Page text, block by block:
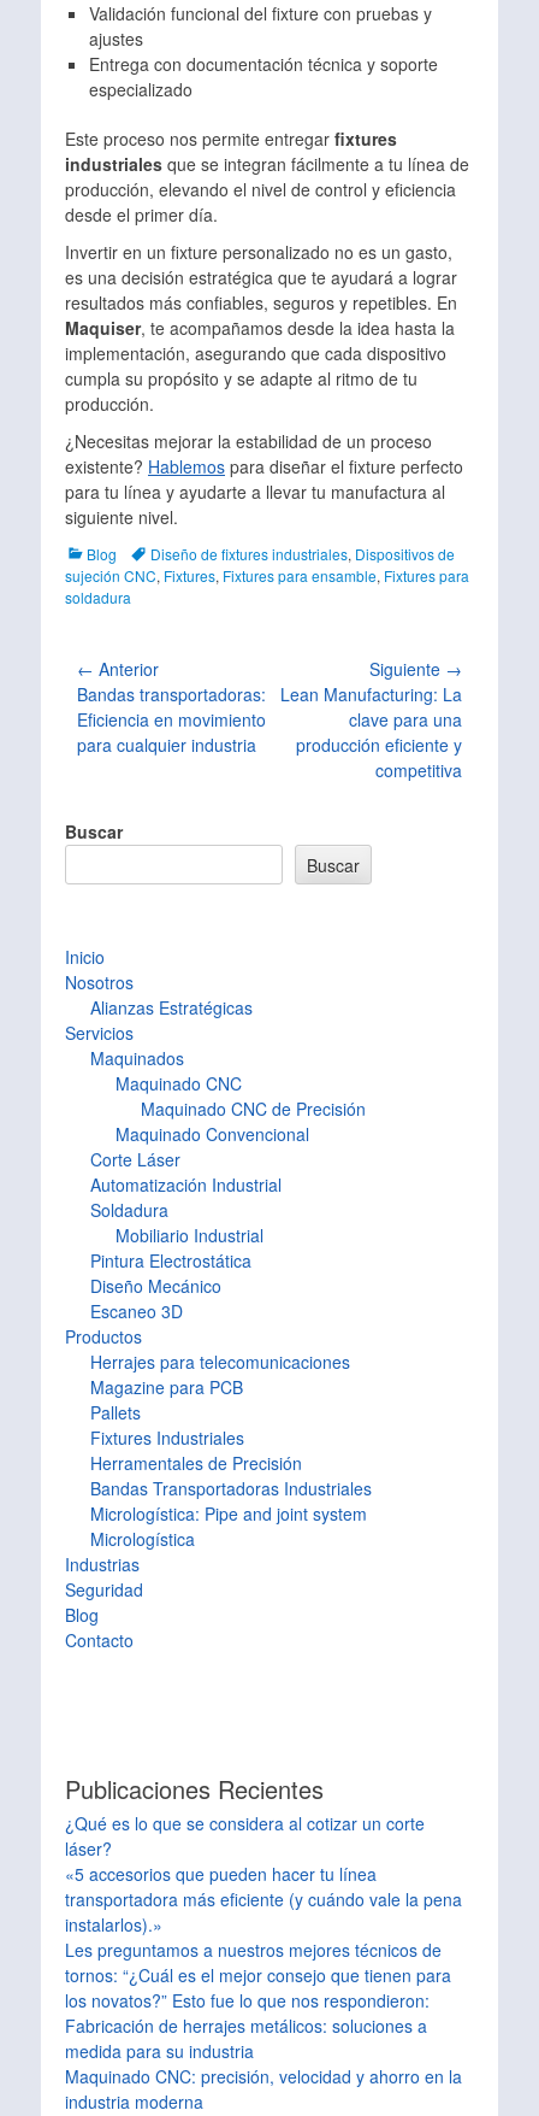
Validación funcional del fixture con pruebas y
ajustes
Entrega con documentación técnica y soporte
especializado
Este proceso nos permite entregar fixtures
industriales que se integran fácilmente a tu línea de
producción, elevando el nivel de control y eficiencia
desde el primer día.
Invertir en un fixture personalizado no es un gasto,
es una decisión estratégica que te ayudará a lograr
resultados más confiables, seguros y repetibles. En
Maquiser, te acompañamos desde la idea hasta la
implementación, asegurando que cada dispositivo
cumpla su propósito y se adapte al ritmo de tu
producción.
¿Necesitas mejorar la estabilidad de un proceso
existente? Hablemos para diseñar el fixture perfecto
para tu línea y ayudarte a llevar tu manufactura al
siguiente nivel.
Categorías
Blog TagsDiseño de fixtures industriales, Dispositivos de
sujeción CNC, Fixtures, Fixtures para ensamble, Fixtures para
soldadura
Navegación
de
entradas
← Anterior
Entrada
anterior:
Bandas transportadoras:
Eficiencia en movimiento
para cualquier industria
Siguiente →
Entrada
Lean Manufacturing: La
clave para una
producción eficiente y
competitiva
Buscar
Buscar
Inicio
Nosotros
Alianzas Estratégicas
Servicios
Maquinados
Maquinado CNC
Maquinado CNC de Precisión
Maquinado Convencional
Corte Láser
Automatización Industrial
Soldadura
Mobiliario Industrial
Pintura Electrostática
Diseño Mecánico
Escaneo 3D
Productos
Herrajes para telecomunicaciones
Magazine para PCB
Pallets
Fixtures Industriales
Herramentales de Precisión
Bandas Transportadoras Industriales
Micrologística: Pipe and joint system
Micrologística
Industrias
Seguridad
Blog
Contacto
Publicaciones Recientes
¿Qué es lo que se considera al cotizar un corte
láser?
«5 accesorios que pueden hacer tu línea
transportadora más eficiente (y cuándo vale la pena
instalarlos).»
Les preguntamos a nuestros mejores técnicos de
tornos: “¿Cuál es el mejor consejo que tienen para
los novatos?” Esto fue lo que nos respondieron:
Fabricación de herrajes metálicos: soluciones a
medida para su industria
Maquinado CNC: precisión, velocidad y ahorro en la
industria moderna